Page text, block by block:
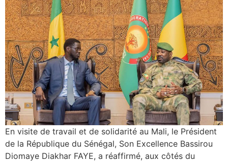
En visite de travail et de solidarité au Mali, le Président
de la République du Sénégal, Son Excellence Bassirou
Diomaye Diakhar FAYE, a réaffirmé, aux côtés du